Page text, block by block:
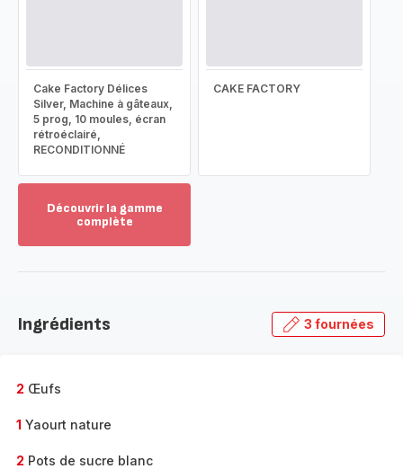
Cake Factory Délices
Silver, Machine à gâteaux,
5 prog, 10 moules, écran
rétroéclairé,
RECONDITIONNÉ
CAKE FACTORY
Découvrir la gamme
complète
gamme
Ingrédients 3 fournées
2 Œufs
1 Yaourt nature
2 Pots de sucre blanc